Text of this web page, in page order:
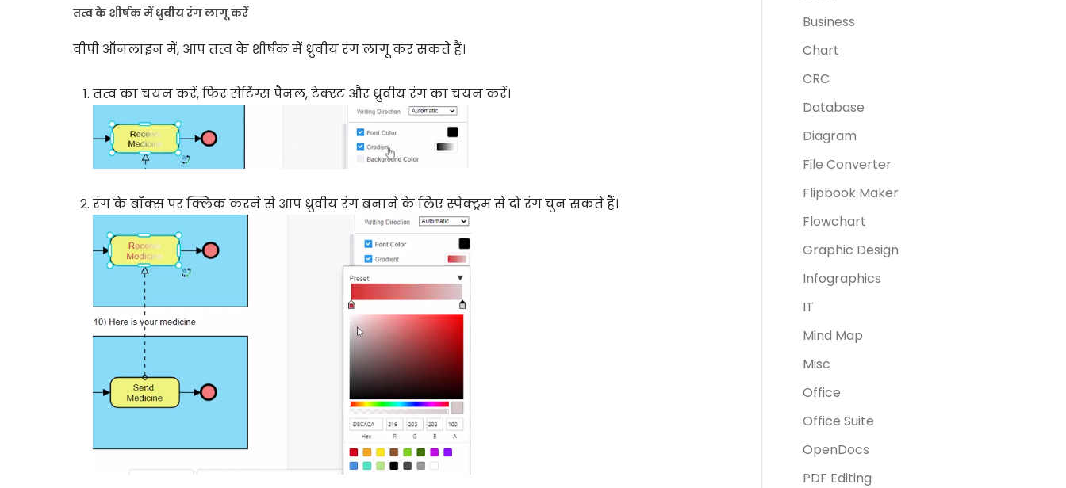
तत्व के शीर्षक में ध्रुवीय रंग लागू करें
वीपी ऑनलाइन में, आप तत्व के शीर्षक में ध्रुवीय रंग लागू कर सकते हैं।
तत्व का चयन करें, फिर सेटिंग्स पैनल, टेक्स्ट और ध्रुवीय रंग का चयन करें।
रंग के बॉक्स पर क्लिक करने से आप ध्रुवीय रंग बनाने के लिए स्पेक्ट्रम से दो रंग चुन सकते हैं।
Business
Chart
CRC
Database
Diagram
File Converter
Flipbook Maker
Flowchart
Graphic Design
Infographics
IT
Mind Map
Misc
Office
Office Suite
OpenDocs
PDF Editing